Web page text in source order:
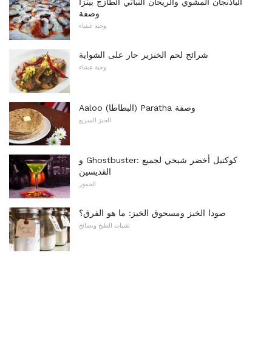
الباذنجان المشوي والريحان النباتي الطازج بيتزا
وصفة
وجبة عشاء
شرائح لحم الخنزير حار على الشواية
وجبة عشاء
Aaloo (البطاطا) Paratha وصفة
الخبز السريع
و Ghostbuster: كوكتيل أخضر شبحي لجميع
القديسين
الخمور
صودا الخبز ومسحوق الخبز: ما هو الفرق؟
تقنيات الطبخ ونصائح